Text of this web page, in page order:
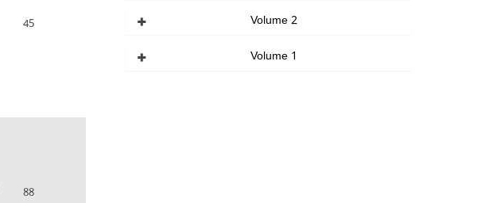
45
88
Volume 2
Volume 1